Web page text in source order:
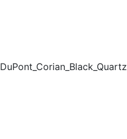
DuPont_Corian_Black_Quartz